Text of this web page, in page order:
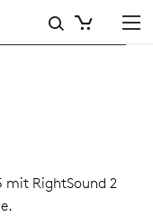
mit RightSound 2